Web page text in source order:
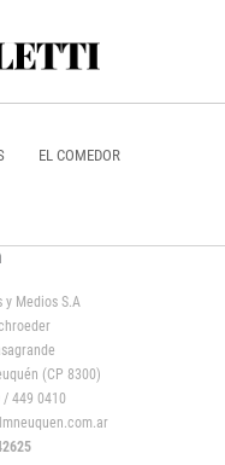
EL COMEDOR
Medios S.A
(CP 8300)
449 0410